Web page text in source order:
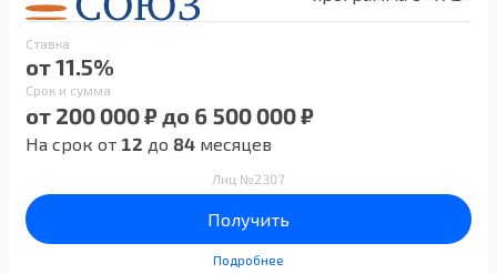
Ставка
от 11.5%
Срок и сумма
от 200 000 ₽ до 6 500 000 ₽
На срок от 12 до 84 месяцев
Лиц №2307
Получить
Подробнее